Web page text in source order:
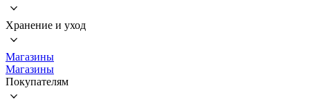
Хранение и уход
Магазины
Магазины
Покупателям